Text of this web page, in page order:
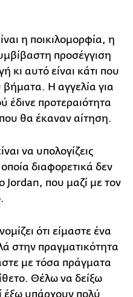
η ποικιλομορφία, η
προσέγγιση
κι αυτό είναι κάτι που
Η αγγελία για
προτεραιότητα
θα έκαναν αίτηση.
να υπολογίζεις
διαφορετικά δεν
Jordan, που μαζί με τον
ότι είμαστε ένα
στην πραγματικότητα
με τόσα πράγματα
Θέλω να δείξω
έξω υπάρχουν πολύ